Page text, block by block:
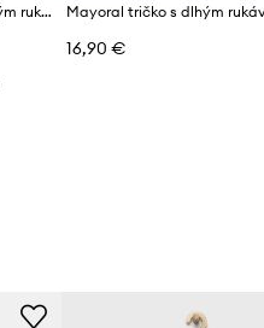
Detská bavlnená košeľa s dlhým rukávom United Colors of Benetton
16,90 €